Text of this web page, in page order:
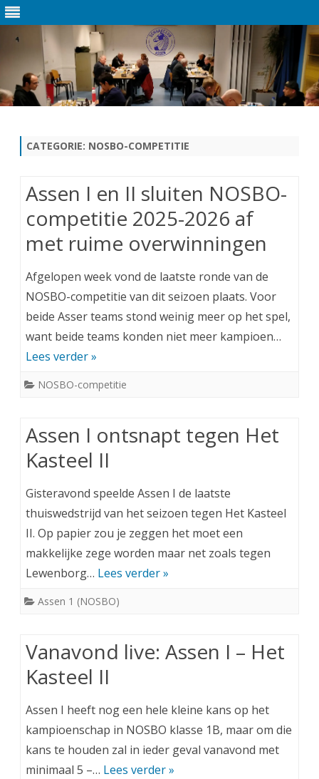
de
CATEGORIE: NOSBO-COMPETITIE
Assen I en II sluiten NOSBO-
competitie 2025-2026 af
met ruime overwinningen
Afgelopen week vond de laatste ronde van de
NOSBO-competitie van dit seizoen plaats. Voor
beide Asser teams stond weinig meer op het spel,
want beide teams konden niet meer kampioen…
Lees verder »
NOSBO-competitie
Assen I ontsnapt tegen Het
Kasteel II
Gisteravond speelde Assen I de laatste
thuiswedstrijd van het seizoen tegen Het Kasteel
II. Op papier zou je zeggen het moet een
makkelijke zege worden maar net zoals tegen
Lewenborg… Lees verder »
Assen 1 (NOSBO)
Vanavond live: Assen I – Het
Kasteel II
Assen I heeft nog een hele kleine kans op het
kampioenschap in NOSBO klasse 1B, maar om die
kans te houden zal in ieder geval vanavond met
minimaal 5 –… Lees verder »